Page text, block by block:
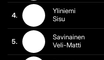
4.
Yliniemi
Sisu
5.
Savinainen
Veli-Matti